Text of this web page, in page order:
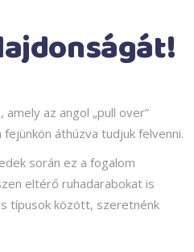
az angol „pull over”
áthúzva tudjuk felvenni.
során ez a fogalom
eltérő ruhadarabokat is
típusok között, szeretnénk